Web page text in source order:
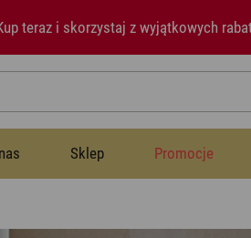
teraz i skorzystaj z wyjątkowych
Sklep Promocje